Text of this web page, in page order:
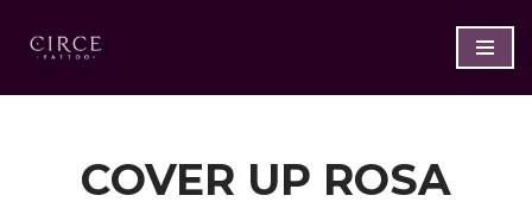
Saltar
al
COVER UP ROSA